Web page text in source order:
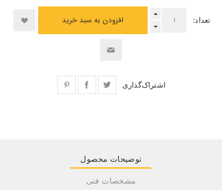
تعداد: افزودن به سبد خرید
اشتراک‌گذاری
توضیحات محصول
مشخصات فنی